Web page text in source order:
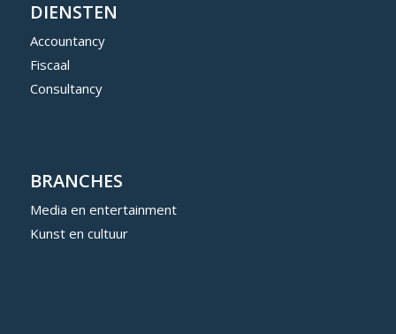
DIENSTEN
Accountancy
Fiscaal
Consultancy
BRANCHES
Media en entertainment
Kunst en cultuur